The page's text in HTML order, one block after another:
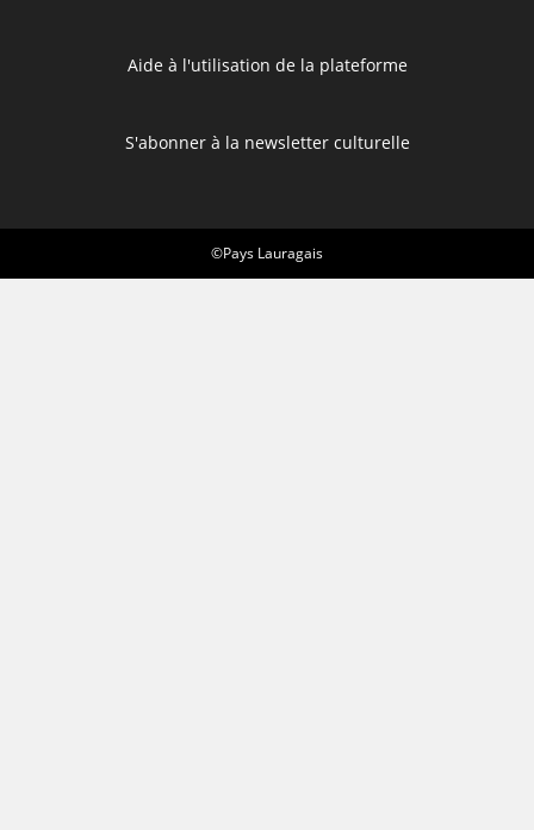
Aide à l'utilisation de la plateforme
S'abonner à la newsletter culturelle
©Pays Lauragais